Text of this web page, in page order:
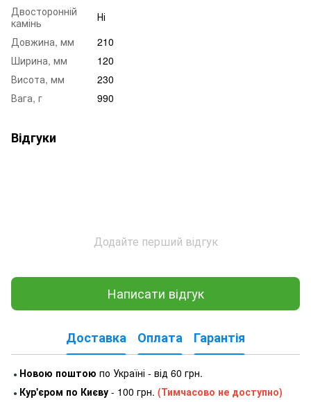
Двосторонній
камінь
Ні
Довжина, мм
210
Ширина, мм
120
Висота, мм
230
Вага, г
990
Відгуки
Додайте перший відгук
Написати відгук
Доставка Оплата Гарантія
● Новою поштою по Україні - від 60 грн.
● Кур'єром по Києву - 100 грн. (Тимчасово не доступно)